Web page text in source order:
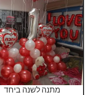
מתנה לשנה ביחד